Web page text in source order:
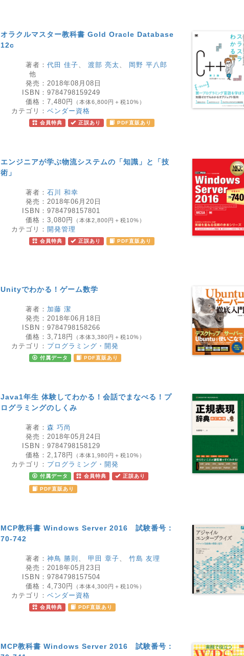
オラクルマスター教科書 Gold Oracle Database
12c
著者： 代田 佳子、 渡部 亮太、
岡野 平八郎
他
発売： 2018年08月08日
ISBN： 9784798159249
価格： 7,480円 （本体6,800円＋税10%）
カテゴリ： ベンダー資格
会員特典 正誤あり PDF直販あり
エンジニアが学ぶ物流システムの「知識」と「技
術」
著者： 石川 和幸
発売： 2018年06月20日
ISBN： 9784798157801
価格： 3,080円 （本体2,800円＋税10%）
カテゴリ： 開発管理
会員特典 正誤あり PDF直販あり
Unityでわかる！ゲーム数学
著者： 加藤 潔
発売： 2018年06月18日
ISBN： 9784798158266
価格： 3,718円 （本体3,380円＋税10%）
カテゴリ： プログラミング・開発
付属データ PDF直販あり
Java1年生 体験してわかる！会話でまなべる！プ
ログラミングのしくみ
著者： 森 巧尚
発売： 2018年05月24日
ISBN： 9784798158129
価格： 2,178円 （本体1,980円＋税10%）
カテゴリ： プログラミング・開発
付属データ 会員特典 正誤あり
PDF直販あり
MCP教科書 Windows Server 2016 試験番号：
70-742
著者： 神鳥 勝則 、 甲田 章子、 竹島 友理
発売： 2018年05月23日
ISBN： 9784798157504
価格： 4,730円 （本体4,300円＋税10%）
カテゴリ： ベンダー資格
会員特典 PDF直販あり
MCP教科書 Windows Server 2016 試験番号：